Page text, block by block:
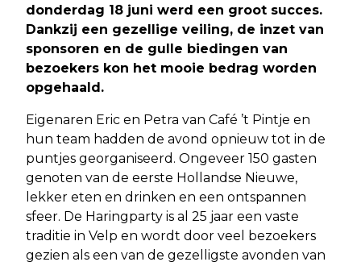
donderdag 18 juni werd een groot succes.
Dankzij een gezellige veiling, de inzet van
sponsoren en de gulle biedingen van
bezoekers kon het mooie bedrag worden
opgehaald.
Eigenaren Eric en Petra van Café ’t Pintje en
hun team hadden de avond opnieuw tot in de
puntjes georganiseerd. Ongeveer 150 gasten
genoten van de eerste Hollandse Nieuwe,
lekker eten en drinken en een ontspannen
sfeer. De Haringparty is al 25 jaar een vaste
traditie in Velp en wordt door veel bezoekers
gezien als een van de gezelligste avonden van